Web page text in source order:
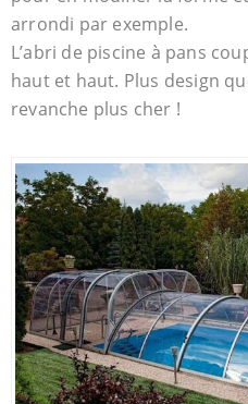
arrondi par exemple.
L’abri de piscine à pans
haut et haut. Plus design
revanche plus cher !